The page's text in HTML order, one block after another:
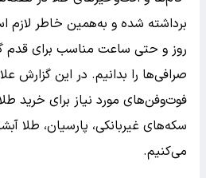
برداشته شده و به‌همین خاطر لازم
روز و حتی ساعت مناسب برای قدم
صرافی‌ها را بدانیم. در این گزارش
فوت‌وفن‌های مورد نیاز برای خرید
سکه‌های غیربانکی، پارسیان، طلا
می‌کنیم.